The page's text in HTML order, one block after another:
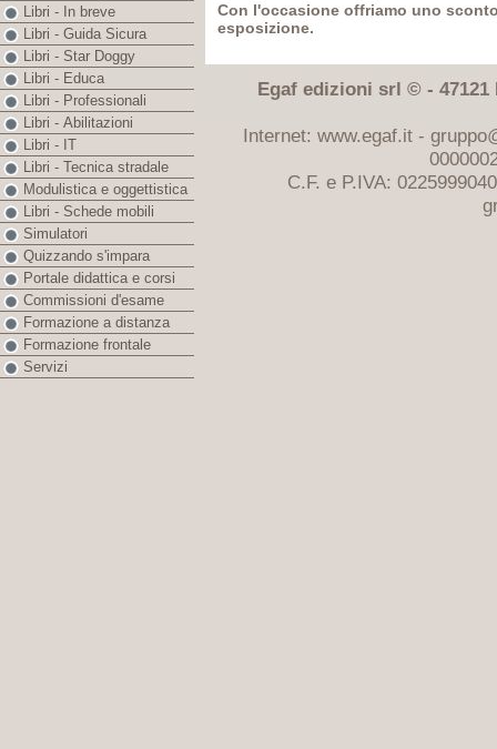
Con l'occasione offriamo uno
esposizione.
Egaf edizioni srl © - 47121
Internet: www.egaf.it -
C.F. e P.IVA:
Libri - In breve
Libri - Guida Sicura
Libri - Star Doggy
Libri - Educa
Libri - Professionali
Libri - Abilitazioni
Libri - IT
Libri - Tecnica stradale
Modulistica e oggettistica
Libri - Schede mobili
Simulatori
Quizzando s'impara
Portale didattica e corsi
Commissioni d'esame
Formazione a distanza
Formazione frontale
Servizi